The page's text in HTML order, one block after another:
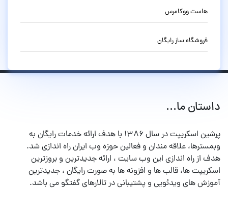
هاست ووکامرس
فروشگاه ساز رایگان
داستان ما...
پرشین اسکریپت در سال ۱۳۸۶ با هدف ارائه خدمات رایگان به
وبمسترها، علاقه مندان و فعالین حوزه وب ایران راه اندازی شد.
هدف از راه اندازی این وب سایت ، ارائه جدیدترین و بروزترین
اسکریپت ها، قالب ها و افزونه ها به صورت رایگان ، جدیدترین
آموزش های ویدئویی و پشتیبانی در تالارهای گفتگو می باشد.